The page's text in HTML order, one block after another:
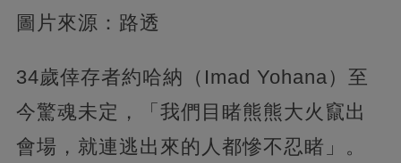
圖片來源：路透
34歲倖存者約哈納（Imad Yohana）至
今驚魂未定，「我們目睹熊熊大火竄出
會場，就連逃出來的人都慘不忍睹」。